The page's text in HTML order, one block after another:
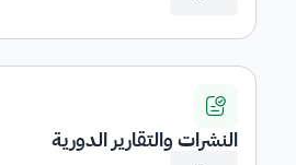
النشرات والتقارير الدورية